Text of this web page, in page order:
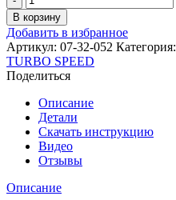
товара
Алмазная
коронка
MESSER
TS
D52-
450-
1¼
для
сверления
с
подачей
воды
В корзину
Добавить в избранное
Артикул: 07-32-052 Категория:
TURBO SPEED
Поделиться
Описание
Детали
Скачать инструкцию
Видео
Отзывы
Описание